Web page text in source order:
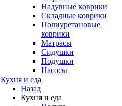
Надувные коврики
Складные коврики
Полиуретановые
коврики
Матрасы
Сидушки
Подушки
Насосы
Кухня и еда
Назад
Кухня и еда